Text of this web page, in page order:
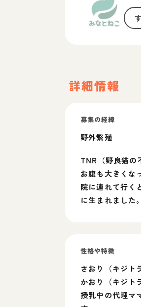
詳細情報
募集の経緯
野外繁殖
TNR（野良猫の
お腹も大きくな
院に連れて行く
に生まれました。
性格や特徴
さおり（キジト
かおり（キジト
授乳中の代理マ